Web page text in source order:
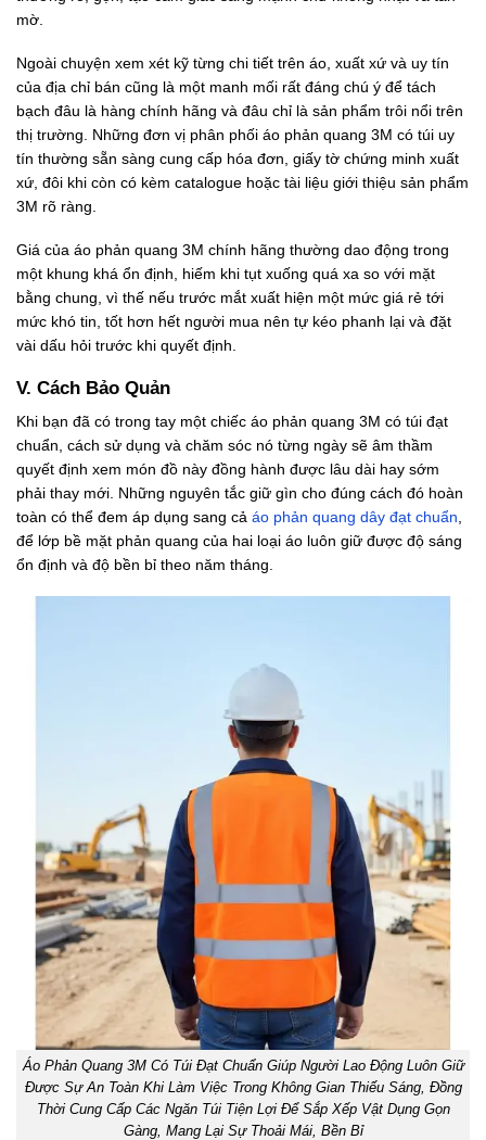
mờ.
Ngoài chuyện xem xét kỹ từng chi tiết trên áo, xuất xứ và uy tín
của địa chỉ bán cũng là một manh mối rất đáng chú ý để tách
bạch đâu là hàng chính hãng và đâu chỉ là sản phẩm trôi nổi trên
thị trường. Những đơn vị phân phối áo phản quang 3M có túi uy
tín thường sẵn sàng cung cấp hóa đơn, giấy tờ chứng minh xuất
xứ, đôi khi còn có kèm catalogue hoặc tài liệu giới thiệu sản phẩm
3M rõ ràng.
Giá của áo phản quang 3M chính hãng thường dao động trong
một khung khá ổn định, hiếm khi tụt xuống quá xa so với mặt
bằng chung, vì thế nếu trước mắt xuất hiện một mức giá rẻ tới
mức khó tin, tốt hơn hết người mua nên tự kéo phanh lại và đặt
vài dấu hỏi trước khi quyết định.
V. Cách Bảo Quản
Khi bạn đã có trong tay một chiếc áo phản quang 3M có túi đạt
chuẩn, cách sử dụng và chăm sóc nó từng ngày sẽ âm thầm
quyết định xem món đồ này đồng hành được lâu dài hay sớm
phải thay mới. Những nguyên tắc giữ gìn cho đúng cách đó hoàn
toàn có thể đem áp dụng sang cả áo phản quang dây đạt chuẩn
để lớp bề mặt phản quang của hai loại áo luôn giữ được độ sáng
ổn định và độ bền bỉ theo năm tháng.
Áo Phản Quang 3M Có Túi Đạt Chuẩn Giúp Người Lao Động Luôn Giữ
Được Sự An Toàn Khi Làm Việc Trong Không Gian Thiếu Sáng, Đồng
Thời Cung Cấp Các Ngăn Túi Tiện Lợi Để Sắp Xếp Vật Dụng Gọn
Gàng, Mang Lại Sự Thoải Mái, Bền Bỉ